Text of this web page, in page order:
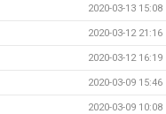
2020-03-13 15:08
2020-03-12 21:16
2020-03-12 16:19
2020-03-09 15:46
2020-03-09 10:08